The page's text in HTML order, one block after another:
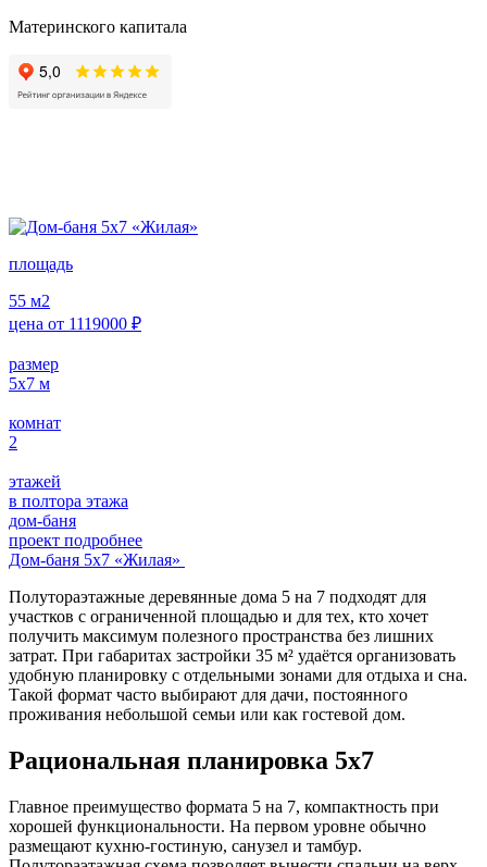
Материнского капитала
площадь
55 м2
цена от 1119000 ₽
размер
5х7 м
комнат
2
этажей
в полтора этажа
дом-баня
проект подробнее
Дом-баня 5x7 «Жилая»
Полутораэтажные деревянные дома 5 на 7 подходят для
участков с ограниченной площадью и для тех, кто хочет
получить максимум полезного пространства без лишних
затрат. При габаритах застройки 35 м² удаётся организовать
удобную планировку с отдельными зонами для отдыха и сна.
Такой формат часто выбирают для дачи, постоянного
проживания небольшой семьи или как гостевой дом.
Рациональная планировка 5х7
Главное преимущество формата 5 на 7, компактность при
хорошей функциональности. На первом уровне обычно
размещают кухню-гостиную, санузел и тамбур.